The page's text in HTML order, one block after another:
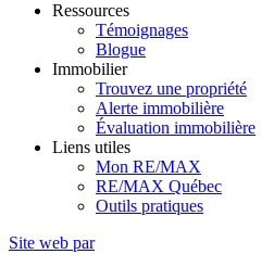
Ressources
Témoignages
Blogue
Immobilier
Trouvez une propriété
Alerte immobilière
Évaluation immobilière
Liens utiles
Mon RE/MAX
RE/MAX Québec
Outils pratiques
Site web par